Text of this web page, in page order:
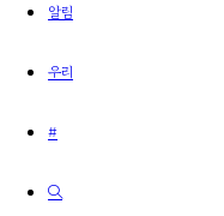
알림
우리
#